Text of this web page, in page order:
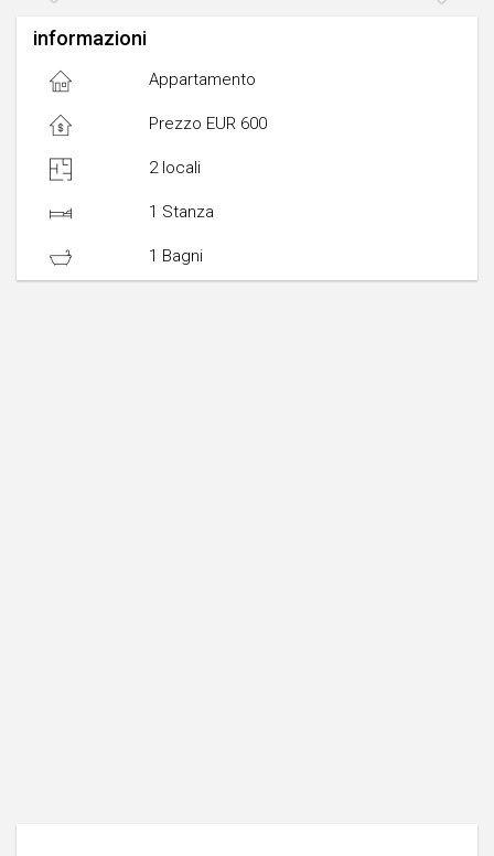
informazioni
Appartamento
Prezzo EUR 600
2 locali
1 Stanza
1 Bagni